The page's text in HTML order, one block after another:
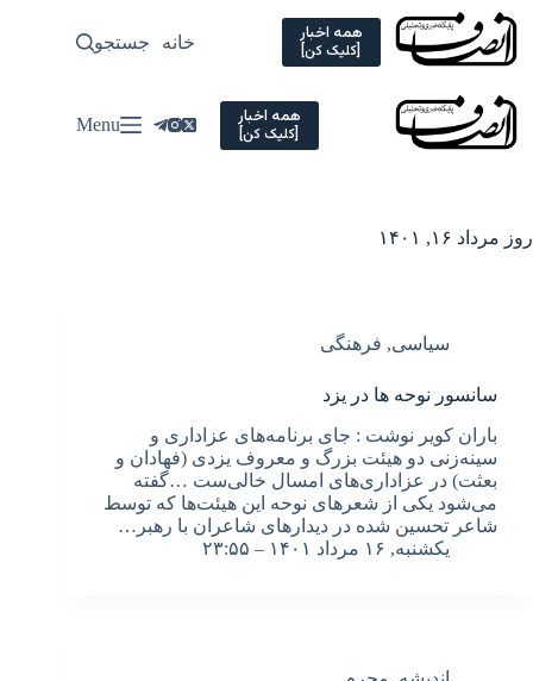
Skip
content
همه اخبار
[کلیک کن] خانه سیاسی
جستجو
همه اخبار
[کلیک کن] Menu
روز مرداد ۱۶, ۱۴۰۱
سیاسی, فرهنگی
سانسور نوحه ها در یزد
باران کویر نوشت : جای برنامه‌های عزاداری و
سینه‌زنی دو هیئت بزرگ و معروف یزدی (فهادان و
بعثت) در عزاداری‌های امسال خالی‌ست …گفته
می‌شود یکی از شعرهای نوحه این هیئت‌ها که توسط
شاعر تحسین شده در دیدارهای شاعران با رهبر…
یکشنبه, ۱۶ مرداد ۱۴۰۱ – ۲۳:۵۵